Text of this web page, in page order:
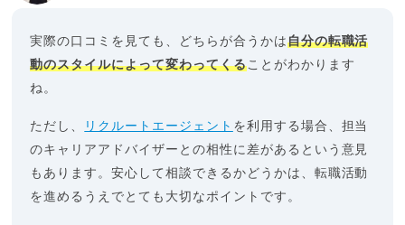
実際の口コミを見ても、どちらが合うかは自分の転職活
動のスタイルによって変わってくることがわかります
ね。
ただし、 リクルートエージェント を利用する場合、担当
のキャリアアドバイザーとの相性に差があるという意見
もあります。安心して相談できるかどうかは、転職活動
を進めるうえでとても大切なポイントです。